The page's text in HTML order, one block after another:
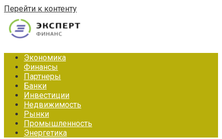
Перейти к контенту
Экономика
Финансы
Партнеры
Банки
Инвестиции
Недвижимость
Рынки
Промышленность
Энергетика